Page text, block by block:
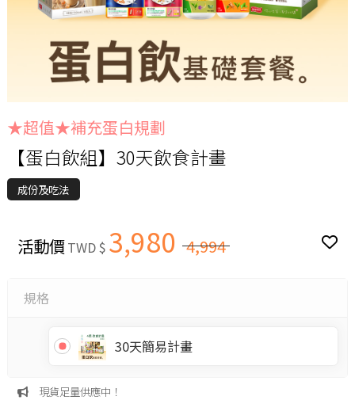
★超值★補充蛋白規劃
【蛋白飲組】30天飲食計畫
成份及吃法
活動價TWD $ 3,980 4,994
規格
30天簡易計畫
現貨足量供應中！